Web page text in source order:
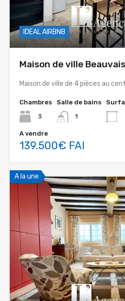
IDEAL AIRBNB
Maison de ville Beauvais
Maison de ville de 4 pièces au
Chambres
3
Salle de bains
1
A vendre
139.500€ FAI
A la une